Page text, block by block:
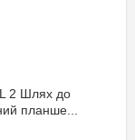
2 Шлях до
планше...